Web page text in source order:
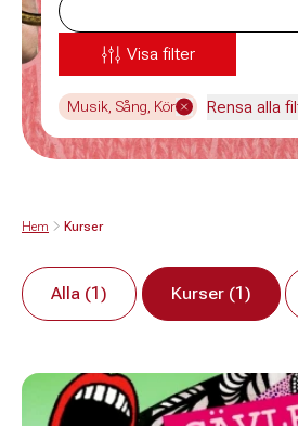
Visa filter
Musik, Sång, Kör Rensa alla
Hem Kurser
Alla (1) Kurser (1)